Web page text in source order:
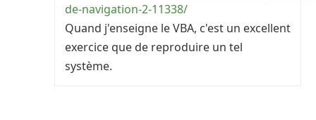
de-navigation-2-11338/
Quand j'enseigne le VBA, c'est un excellent
exercice que de reproduire un tel
système.